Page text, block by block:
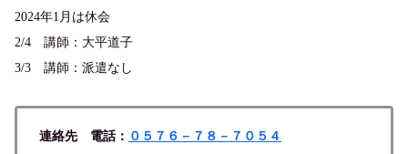
2024年1月は休会
2/4 講師：大平道子
3/3 講師：派遣なし
連絡先 電話： ０５７６－７８－７０５４